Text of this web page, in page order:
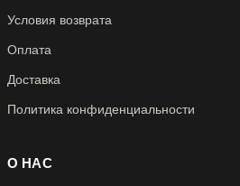
Условия возврата
Оплата
Доставка
Политика конфиденциальности
О НАС